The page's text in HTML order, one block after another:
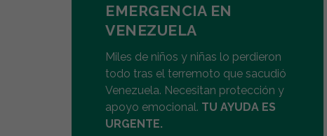
EMERGENCIA EN
VENEZUELA
Miles de niños y niñas lo perdieron
todo tras el terremoto que sacudió
Venezuela. Necesitan protección y
apoyo emocional. TU AYUDA ES
URGENTE.